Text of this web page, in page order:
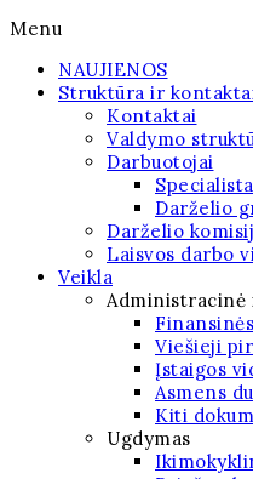
Menu
NAUJIENOS
Struktūra ir
Kontaktai
Valdymo
Darbuotojai
Darželio
Darželio
Laisvos darbo
Veikla
Viešieji
Įstaigos
Asmens
Kiti
Ugdymas